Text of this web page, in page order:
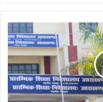
y
u
r
E
m
a
i
a